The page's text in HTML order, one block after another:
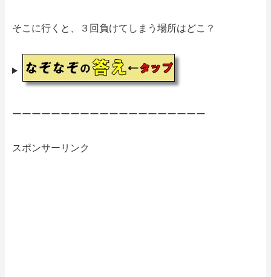
そこに行くと、３回負けてしまう場所はどこ？
ーーーーーーーーーーーーーーーーーーーー
スポンサーリンク